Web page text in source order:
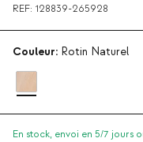
REF: 128839-265928
Couleur: Rotin Naturel
En stock, envoi en 5/7 jours